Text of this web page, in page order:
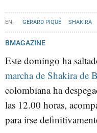
GERARD PIQUÉ SHAKIRA
BMAGAZINE
Este domingo ha
marcha de Shakira de
colombiana ha
las 12.00 horas,
para irse